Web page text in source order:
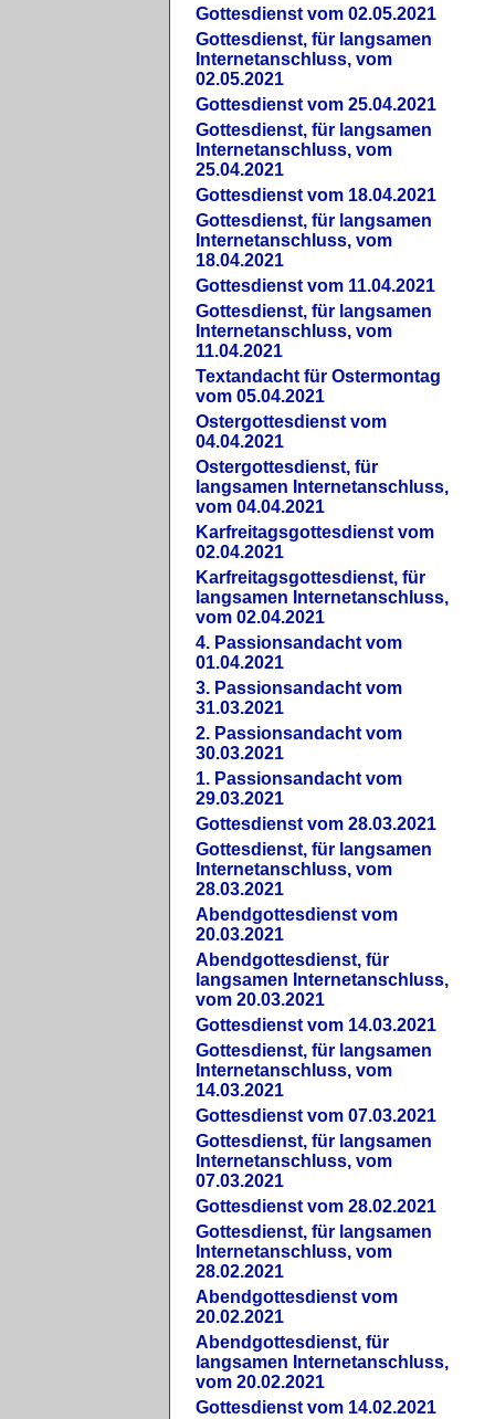
Gottesdienst vom 02.05.2021
Gottesdienst, für langsamen
Internetanschluss, vom
02.05.2021
Gottesdienst vom 25.04.2021
Gottesdienst, für langsamen
Internetanschluss, vom
25.04.2021
Gottesdienst vom 18.04.2021
Gottesdienst, für langsamen
Internetanschluss, vom
18.04.2021
Gottesdienst vom 11.04.2021
Gottesdienst, für langsamen
Internetanschluss, vom
11.04.2021
Textandacht für Ostermontag
vom 05.04.2021
Ostergottesdienst vom
04.04.2021
Ostergottesdienst, für
langsamen Internetanschluss,
vom 04.04.2021
Karfreitagsgottesdienst vom
02.04.2021
Karfreitagsgottesdienst, für
langsamen Internetanschluss,
vom 02.04.2021
4. Passionsandacht vom
01.04.2021
3. Passionsandacht vom
31.03.2021
2. Passionsandacht vom
30.03.2021
1. Passionsandacht vom
29.03.2021
Gottesdienst vom 28.03.2021
Gottesdienst, für langsamen
Internetanschluss, vom
28.03.2021
Abendgottesdienst vom
20.03.2021
Abendgottesdienst, für
langsamen Internetanschluss,
vom 20.03.2021
Gottesdienst vom 14.03.2021
Gottesdienst, für langsamen
Internetanschluss, vom
14.03.2021
Gottesdienst vom 07.03.2021
Gottesdienst, für langsamen
Internetanschluss, vom
07.03.2021
Gottesdienst vom 28.02.2021
Gottesdienst, für langsamen
Internetanschluss, vom
28.02.2021
Abendgottesdienst vom
20.02.2021
Abendgottesdienst, für
langsamen Internetanschluss,
vom 20.02.2021
Gottesdienst vom 14.02.2021